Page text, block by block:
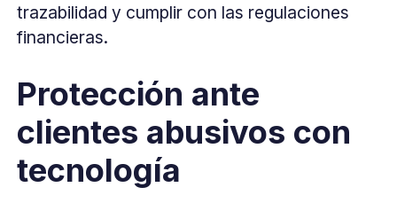
trazabilidad y cumplir con las regulaciones
financieras.
Protección ante
clientes abusivos con
tecnología